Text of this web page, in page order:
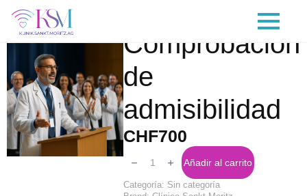
Comprobación
de
admisibilidad
CHF700
Check
Añadir al carrito
Categoría: Sin categoría